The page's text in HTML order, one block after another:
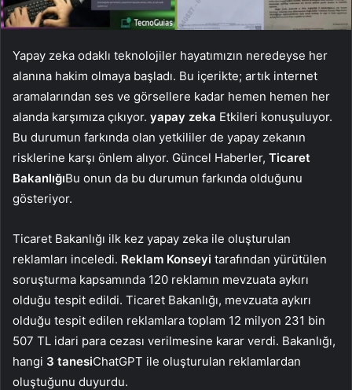
Yapay zeka odaklı teknolojiler hayatımızın neredeyse her
alanına hakim olmaya başladı. Bu içerikte; artık internet
aramalarından ses ve görsellere kadar hemen hemen her
alanda karşımıza çıkıyor. yapay zeka Etkileri konuşuluyor.
Bu durumun farkında olan yetkililer de yapay zekanın
risklerine karşı önlem alıyor. Güncel Haberler, Ticaret
BakanlığıBu onun da bu durumun farkında olduğunu
gösteriyor.
Ticaret Bakanlığı ilk kez yapay zeka ile oluşturulan
reklamları inceledi. Reklam Konseyi tarafından yürütülen
soruşturma kapsamında 120 reklamın mevzuata aykırı
olduğu tespit edildi. Ticaret Bakanlığı, mevzuata aykırı
olduğu tespit edilen reklamlara toplam 12 milyon 231 bin
507 TL idari para cezası verilmesine karar verdi. Bakanlığı,
hangi 3 tanesiChatGPT ile oluşturulan reklamlardan
oluştuğunu duyurdu.